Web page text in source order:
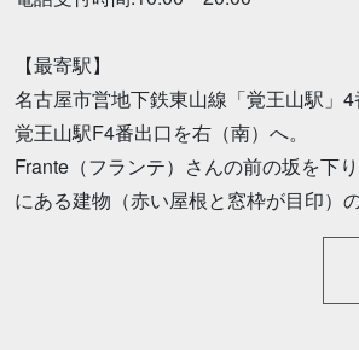
【最寄駅】
名古屋市営地下鉄東山線「覚王山駅」
覚王山駅F4番出口を右（南）へ。
Frante（フランテ）さんの前の坂を下
にある建物（赤い屋根と窓枠が目印）